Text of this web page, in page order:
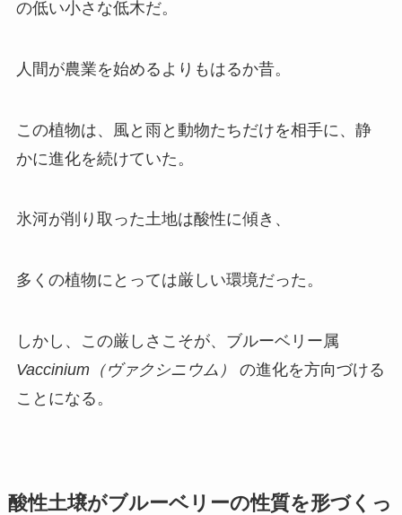
の低い小さな低木だ。
人間が農業を始めるよりもはるか昔。
この植物は、風と雨と動物たちだけを相手に、静
かに進化を続けていた。
氷河が削り取った土地は酸性に傾き、
多くの植物にとっては厳しい環境だった。
しかし、この厳しさこそが、ブルーベリー属
Vaccinium（ヴァクシニウム）
の進化を方向づける
ことになる。
酸性土壌がブルーベリーの性質を形づくっ